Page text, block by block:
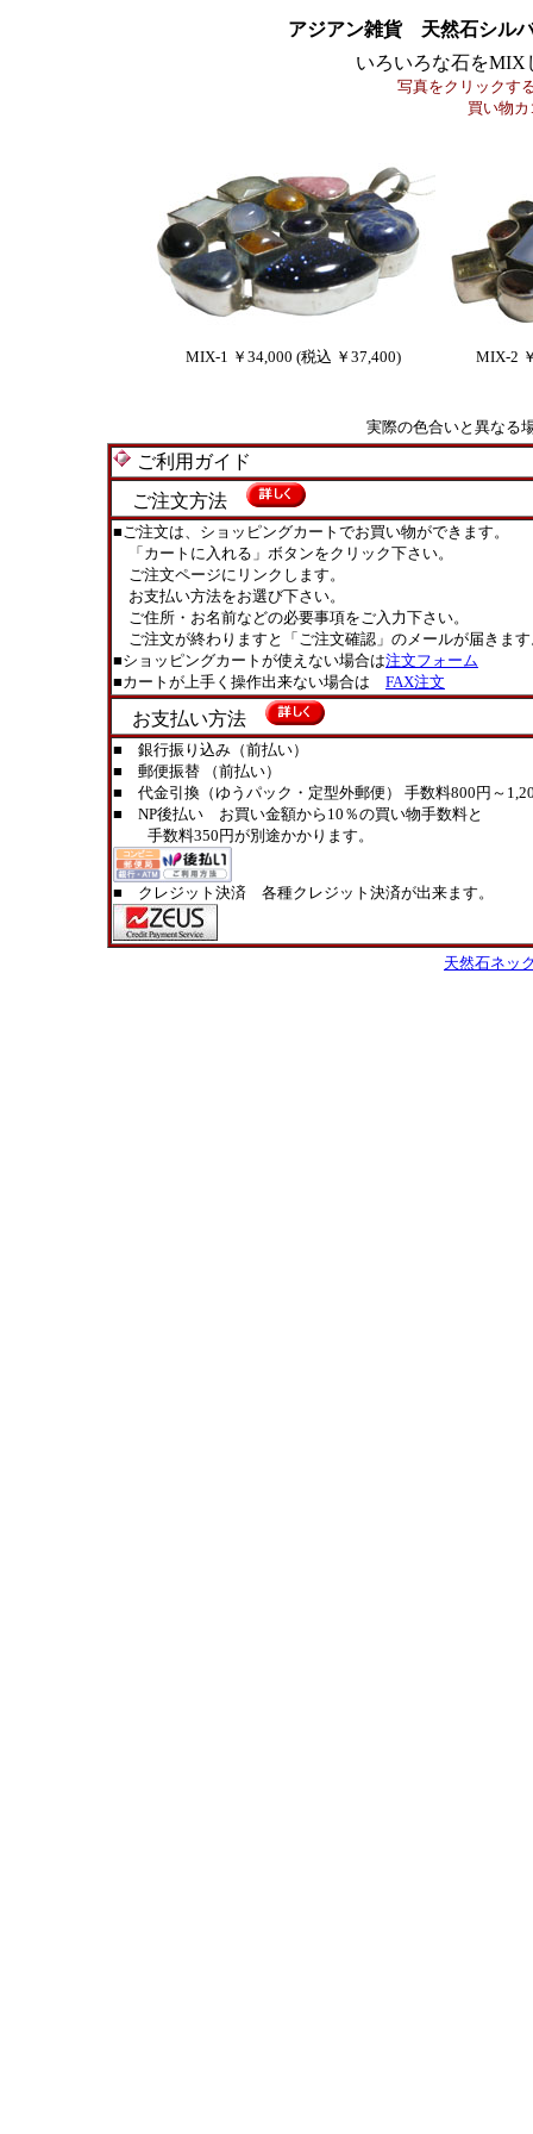
アジアン雑貨 天然石シル
いろいろな石をMIX
写真をクリックす
買い物
MIX-1 ￥34,000 (税込 ￥37,400) MIX-2
実際の色合いと異なる
ご利用ガイド
ご注文方法
■ご注文は、ショッピングカートでお買い物ができます。
「カートに入れる」ボタンをクリック下さい。
ご注文ページにリンクします。
お支払い方法をお選び下さい。
ご住所・お名前などの必要事項をご入力下さい。
ご注文が終わりますと「ご注文確認」のメールが届きま
■ショッピングカートが使えない場合は注文フォーム
■カートが上手く操作出来ない場合は FAX注文
お支払い方法
■ 銀行振り込み（前払い）
■ 郵便振替 （前払い）
■ 代金引換（ゆうパック・定型外郵便） 手数料800円～
■ NP後払い お買い金額から10％の買い物手数料と
手数料350円が別途かかります。
■ クレジット決済 各種クレジット決済が出来ます。
天然石ネッ